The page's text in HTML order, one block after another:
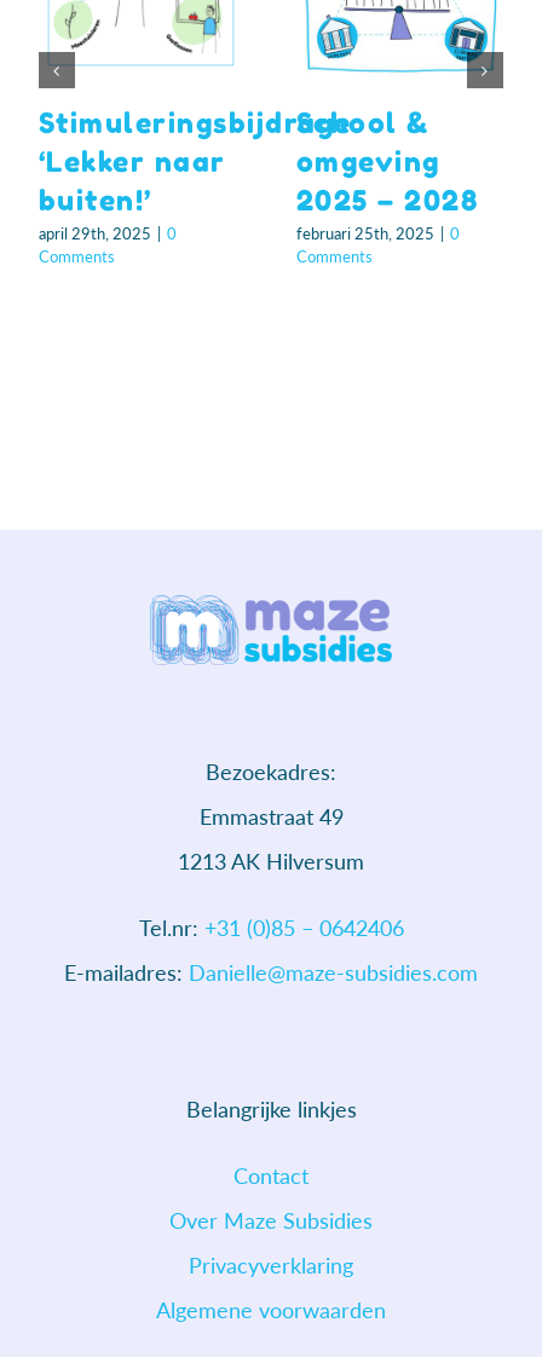
Stimuleringsbijdrage
‘Lekker naar
buiten!’
april 29th, 2025
0
Comments
School &
omgeving
2025 – 2028
februari 25th, 2025
0
Comments
Bezoekadres:
Emmastraat 49
1213 AK Hilversum
Tel.nr: +31 (0)85 – 0642406
E-mailadres: Danielle@maze-subsidies.com
Belangrijke linkjes
Contact
Over Maze Subsidies
Privacyverklaring
Algemene voorwaarden